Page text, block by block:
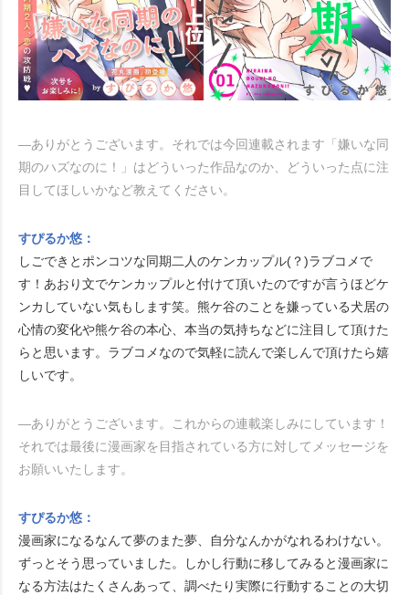
―ありがとうございます。それでは今回連載されます「嫌いな同
期のハズなのに！」はどういった作品なのか、どういった点に注
目してほしいかなど教えてください。
すぴるか悠：
しごできとポンコツな同期二人のケンカップル(？)ラブコメで
す！あおり文でケンカップルと付けて頂いたのですが言うほどケ
ンカしていない気もします笑。熊ケ谷のことを嫌っている犬居の
心情の変化や熊ケ谷の本心、本当の気持ちなどに注目して頂けた
らと思います。ラブコメなので気軽に読んで楽しんで頂けたら嬉
しいです。
―ありがとうございます。これからの連載楽しみにしています！
それでは最後に漫画家を目指されている方に対してメッセージを
お願いいたします。
すぴるか悠：
漫画家になるなんて夢のまた夢、自分なんかがなれるわけない。
ずっとそう思っていました。しかし行動に移してみると漫画家に
なる方法はたくさんあって、調べたり実際に行動することの大切